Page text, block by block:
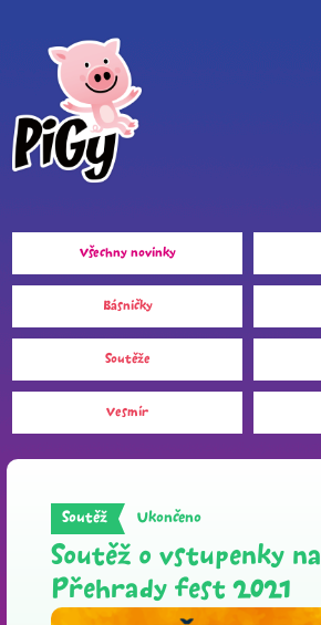
Všechny novinky
Básničky
Soutěže
Vesmír
Soutěž Ukončeno
Soutěž o vstupenky na
Přehrady fest 2021